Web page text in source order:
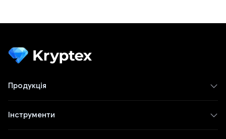
Продукція
Інструменти